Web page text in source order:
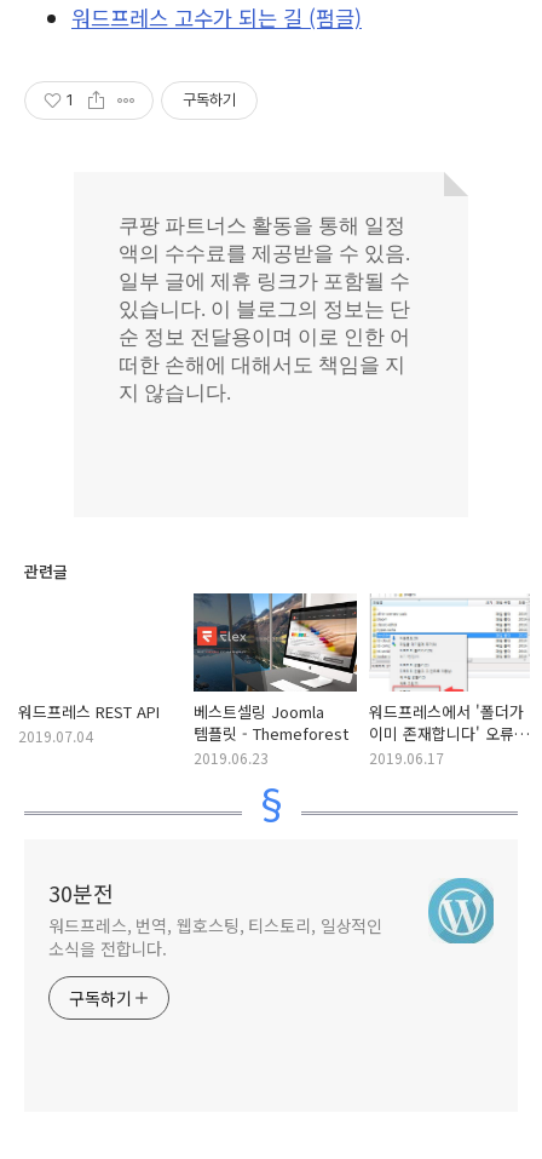
워드프레스 고수가 되는 길 (펌글)
1 구독하기
관련글
워드프레스 REST API
2019.07.04
베스트셀링 Joomla
템플릿 - Themeforest
2019.06.23
워드프레스에서 '폴더가
이미 존재합니다' 오류가
발생하는 경우
2019.06.17
30분전
워드프레스, 번역, 웹호스팅, 티스토리, 일상적인
소식을 전합니다.
구독하기